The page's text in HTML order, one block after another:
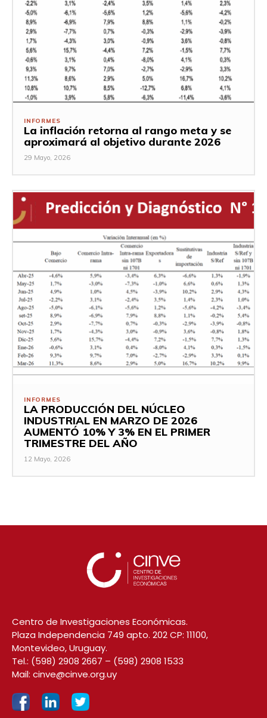
INFORMES
La inflación retorna al rango meta y se
aproximará al objetivo durante 2026
29 Mayo, 2026
INFORMES
LA PRODUCCIÓN DEL NÚCLEO
INDUSTRIAL EN MARZO DE 2026
AUMENTÓ 10% Y 3% EN EL PRIMER
TRIMESTRE DEL AÑO
12 Mayo, 2026
Centro de Investigaciones Económicas.
Plaza Independencia 749 apto. 202 CP: 11100,
Montevideo, Uruguay.
Tel.: (598) 2908 2667 – (598) 2908 1533
Mail: cinve@cinve.org.uy